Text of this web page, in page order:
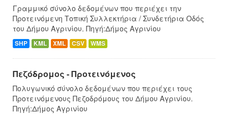
Γραμμικό σύνολο δεδομένων που περιέχει την
Προτεινόμενη Τοπική Συλλεκτήρια / Συνδετήρια Οδός
του Δήμου Αγρινίου. Πηγή:Δήμος Αγρινίου
SHP KML XML CSV WMS
Πεζόδρομος - Προτεινόμενος
Πολυγωνικό σύνολο δεδομένων που περιέχει τους
Προτεινόμενους Πεζοδρόμους του Δήμου Αγρινίου.
Πηγή:Δήμος Αγρινίου